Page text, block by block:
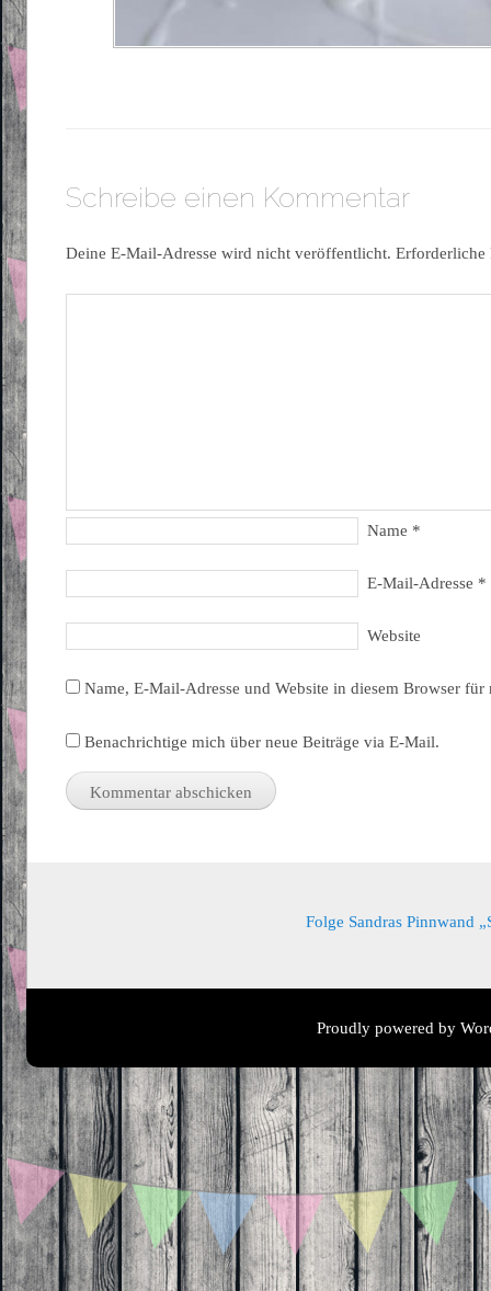
Schreibe einen Kommentar
Deine E-Mail-Adresse wird nicht veröffentlicht.
Name *
E-Mail-Adresse *
Website
Name, E-Mail-Adresse und Website in diesem Browser
Benachrichtige mich über neue Beiträge via E-Mail.
Folge Sandras Pinnwand
Proudly powered by